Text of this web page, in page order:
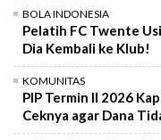
BOLA INDONESIA
Pelatih FC Twente
Dia Kembali ke Klub!
KOMUNITAS
PIP Termin II 2026
Ceknya agar Dana